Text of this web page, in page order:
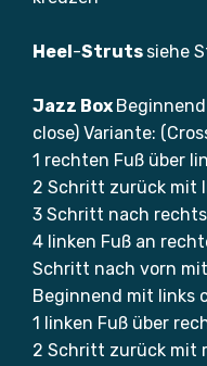
Heel -Struts siehe
Jazz Box
close) Variante:
1 rechten Fuß über
2 Schritt zurück mit
3 Schritt nach
4 linken Fuß an
Schritt nach vorn
Beginnend mit links
1 linken Fuß über
2 Schritt zurück mit